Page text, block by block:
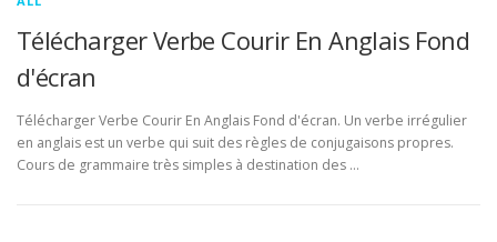
Télécharger Verbe Courir En Anglais Fond
d'écran
Télécharger Verbe Courir En Anglais Fond d'écran. Un verbe irrégulier
en anglais est un verbe qui suit des règles de conjugaisons propres.
Cours de grammaire très simples à destination des …